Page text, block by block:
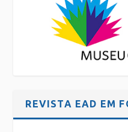
REVISTA EAD EM